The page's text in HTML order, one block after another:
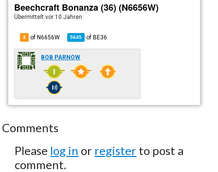
Beechcraft Bonanza (36) (N6656W)
Übermitteltvor 10 Jahren
3 of N6656W 5645 ofBE36
BOB PARNOW
Comments
Please log in or register to post a
comment.